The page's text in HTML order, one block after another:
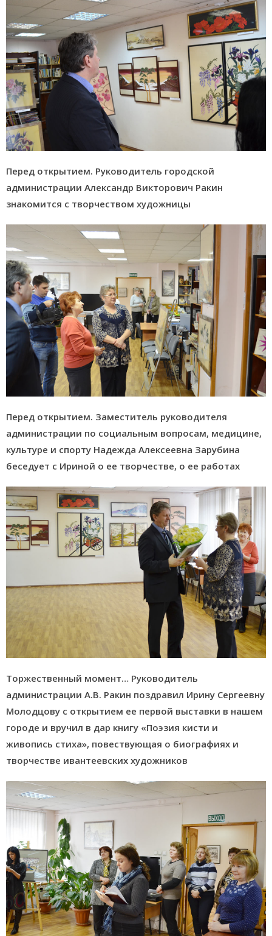
Перед открытием. Руководитель городской
администрации Александр Викторович Ракин
знакомится с творчеством художницы
Перед открытием. Заместитель руководителя
администрации по социальным вопросам, медицине,
культуре и спорту Надежда Алексеевна Зарубина
беседует с Ириной о ее творчестве, о ее работах
Торжественный момент… Руководитель
администрации А.В. Ракин поздравил Ирину Сергеевну
Молодцову с открытием ее первой выставки в нашем
городе и вручил в дар книгу «Поэзия кисти и
живопись стиха», повествующая о биографиях и
творчестве ивантеевских художников